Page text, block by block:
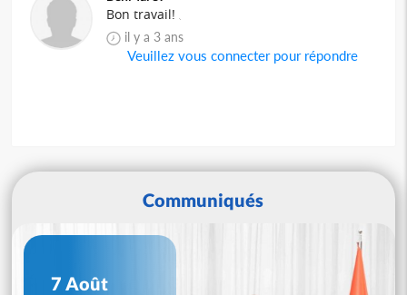
Bon travail!
il y a 3 ans
Veuillez vous connecter pour répondre
Communiqués
7 Août